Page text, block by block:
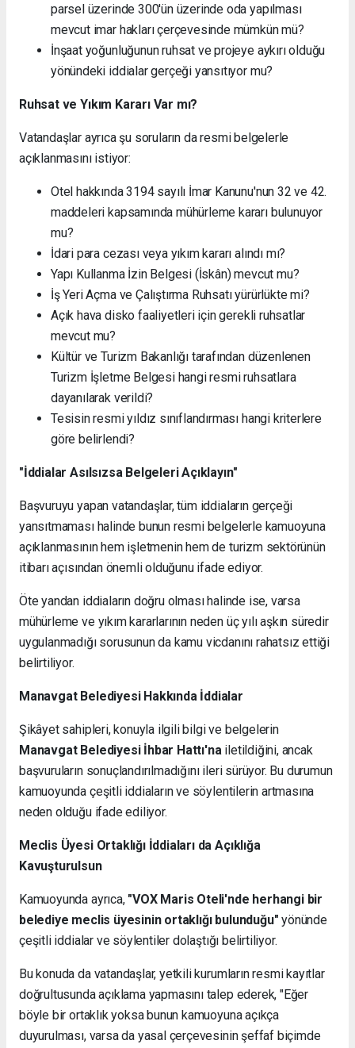
parsel üzerinde 300'ün üzerinde oda yapılması
mevcut imar hakları çerçevesinde mümkün mü?
İnşaat yoğunluğunun ruhsat ve projeye aykırı olduğu
yönündeki iddialar gerçeği yansıtıyor mu?
Ruhsat ve Yıkım Kararı Var mı?
Vatandaşlar ayrıca şu soruların da resmi belgelerle
açıklanmasını istiyor:
Otel hakkında 3194 sayılı İmar Kanunu'nun 32 ve 42.
maddeleri kapsamında mühürleme kararı bulunuyor
mu?
İdari para cezası veya yıkım kararı alındı mı?
Yapı Kullanma İzin Belgesi (İskân) mevcut mu?
İş Yeri Açma ve Çalıştırma Ruhsatı yürürlükte mi?
Açık hava disko faaliyetleri için gerekli ruhsatlar
mevcut mu?
Kültür ve Turizm Bakanlığı tarafından düzenlenen
Turizm İşletme Belgesi hangi resmi ruhsatlara
dayanılarak verildi?
Tesisin resmi yıldız sınıflandırması hangi kriterlere
göre belirlendi?
"İddialar Asılsızsa Belgeleri Açıklayın"
Başvuruyu yapan vatandaşlar, tüm iddiaların gerçeği
yansıtmaması halinde bunun resmi belgelerle kamuoyuna
açıklanmasının hem işletmenin hem de turizm sektörünün
itibarı açısından önemli olduğunu ifade ediyor.
Öte yandan iddiaların doğru olması halinde ise, varsa
mühürleme ve yıkım kararlarının neden üç yılı aşkın süredir
uygulanmadığı sorusunun da kamu vicdanını rahatsız ettiği
belirtiliyor.
Manavgat Belediyesi Hakkında İddialar
Şikâyet sahipleri, konuyla ilgili bilgi ve belgelerin
Manavgat Belediyesi İhbar Hattı'na iletildiğini, ancak
başvuruların sonuçlandırılmadığını ileri sürüyor. Bu durumun
kamuoyunda çeşitli iddiaların ve söylentilerin artmasına
neden olduğu ifade ediliyor.
Meclis Üyesi Ortaklığı İddiaları da Açıklığa
Kavuşturulsun
Kamuoyunda ayrıca, "VOX Maris Oteli'nde herhangi bir
belediye meclis üyesinin ortaklığı bulunduğu" yönünde
çeşitli iddialar ve söylentiler dolaştığı belirtiliyor.
Bu konuda da vatandaşlar, yetkili kurumların resmi kayıtlar
doğrultusunda açıklama yapmasını talep ederek, "Eğer
böyle bir ortaklık yoksa bunun kamuoyuna açıkça
duyurulması, varsa da yasal çerçevesinin şeffaf biçimde